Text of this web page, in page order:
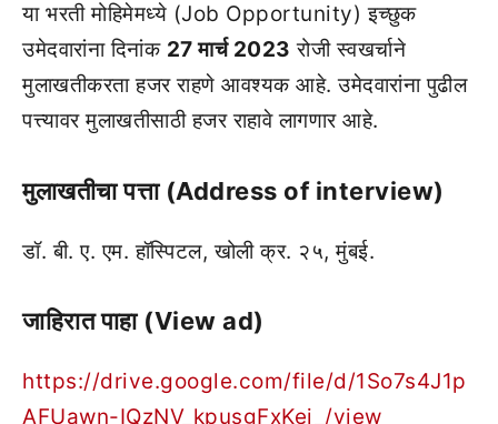
या भरती मोहिमेमध्ये (Job Opportunity) इच्छुक
उमेदवारांना दिनांक 27 मार्च 2023 रोजी स्वखर्चाने
मुलाखतीकरता हजर राहणे आवश्यक आहे. उमेदवारांना पुढील
पत्त्यावर मुलाखतीसाठी हजर राहावे लागणार आहे.
मुलाखतीचा पत्ता (Address of interview)
डॉ. बी. ए. एम. हॉस्पिटल, खोली क्र. २५, मुंबई.
जाहिरात पाहा (View ad)
https://drive.google.com/file/d/1So7s4J1p
AFUawn-IQzNV_kpusgFxKei_/view